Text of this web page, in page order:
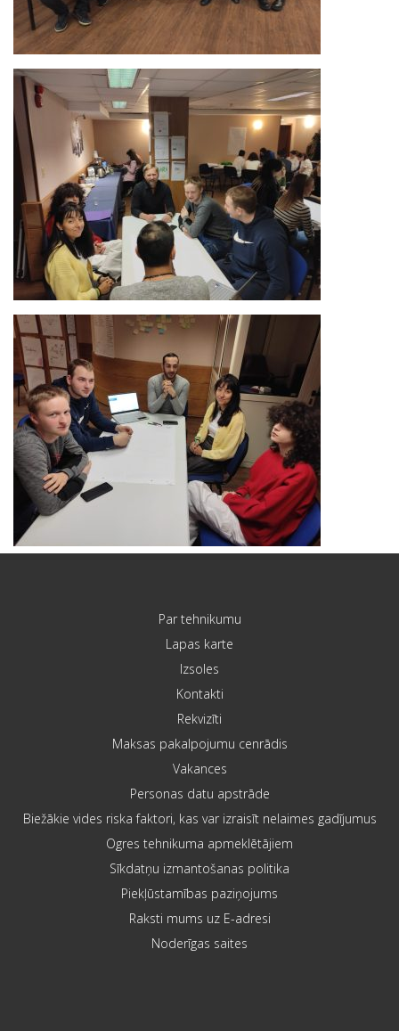
Par tehnikumu
Lapas karte
Izsoles
Kontakti
Rekvizīti
Maksas pakalpojumu cenrādis
Vakances
Personas datu apstrāde
Biežākie vides riska faktori, kas var izraisīt nelaimes gadījumus
Ogres tehnikuma apmeklētājiem
Sīkdatņu izmantošanas politika
Piekļūstamības paziņojums
Raksti mums uz E-adresi
Noderīgas saites